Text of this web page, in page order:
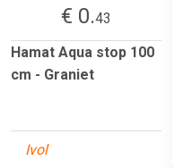
€ 0.43
Hamat Aqua stop 100
cm - Graniet
Ivol